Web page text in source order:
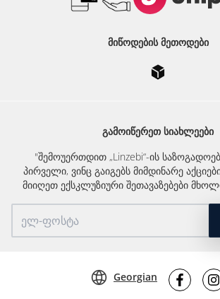
ᲛᲘᲬᲝᲓᲔᲑᲘᲡ ᲛᲔᲗᲝᲓᲔᲑᲘ
ᲒᲐᲛᲝᲘᲬᲔᲠᲔᲗ ᲡᲘᲐᲮᲚᲔᲔᲑᲘ
"შემოუერთდით „Linzebi“-ის
პირველი, ვინც გაიგებს მიმდინარე
მიიღეთ ექსკლუზიური შეთავაზებები
Georgian